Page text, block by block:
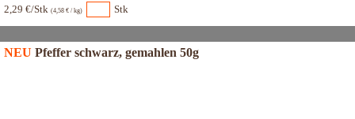
2,29 €/Stk (4,58 € / kg) Stk
NEU Pfeffer schwarz, gemahlen 50g